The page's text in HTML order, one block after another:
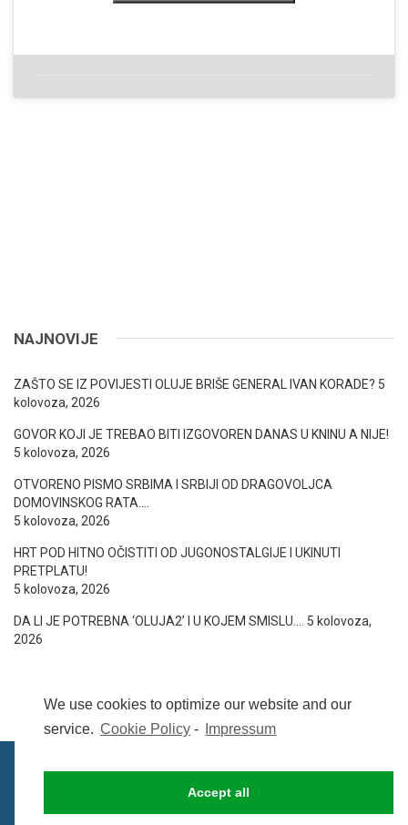
We use cookies to optimize our website and our
service. Cookie Policy - Impressum
Accept all
NAJNOVIJE
ZAŠTO SE IZ POVIJESTI OLUJE BRIŠE GENERAL IVAN KORADE? 5
kolovoza, 2026
GOVOR KOJI JE TREBAO BITI IZGOVOREN DANAS U KNINU A NIJE!
5 kolovoza, 2026
OTVORENO PISMO SRBIMA I SRBIJI OD DRAGOVOLJCA
DOMOVINSKOG RATA….
5 kolovoza, 2026
HRT POD HITNO OČISTITI OD JUGONOSTALGIJE I UKINUTI
PRETPLATU!
5 kolovoza, 2026
DA LI JE POTREBNA ‘OLUJA2’ I U KOJEM SMISLU….
5 kolovoza,
2026